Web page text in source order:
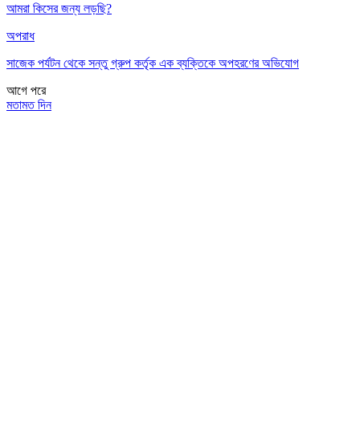
আমরা কিসের জন্য লড়ছি?
অপরাধ
সাজেক পর্যটন থেকে সন্তু গ্রুপ কর্তৃক এক ব্যক্তিকে অপহরণের অভিযোগ
আগে পরে
মতামত দিন